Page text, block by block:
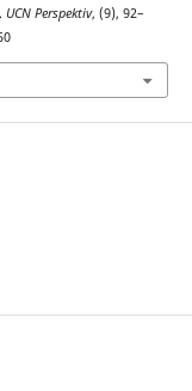
UCN Perspektiv, (9), 92–